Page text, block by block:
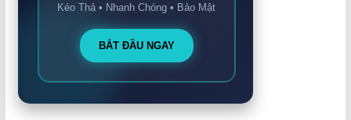
Kéo Thả • Nhanh Chóng • Bảo Mật
BẮT ĐẦU NGAY